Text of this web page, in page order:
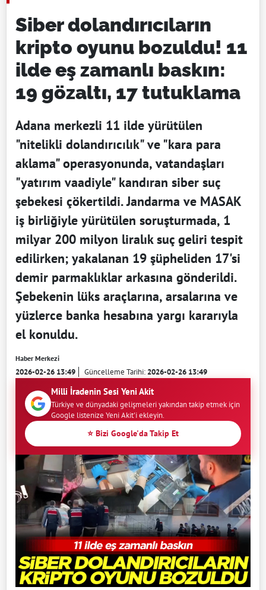
Siber dolandırıcıların
kripto oyunu bozuldu! 11
ilde eş zamanlı baskın:
19 gözaltı, 17 tutuklama
Adana merkezli 11 ilde yürütülen
"nitelikli dolandırıcılık" ve "kara para
aklama" operasyonunda, vatandaşları
"yatırım vaadiyle" kandıran siber suç
şebekesi çökertildi. Jandarma ve MASAK
iş birliğiyle yürütülen soruşturmada, 1
milyar 200 milyon liralık suç geliri tespit
edilirken; yakalanan 19 şüpheliden 17'si
demir parmaklıklar arkasına gönderildi.
Şebekenin lüks araçlarına, arsalarına ve
yüzlerce banka hesabına yargı kararıyla
el konuldu.
Haber Merkezi
2026-02-26 13:49 Güncelleme Tarihi:2026-02-26 13:49
Milli İradenin Sesi Yeni Akit
Türkiye ve dünyadaki gelişmeleri yakından takip etmek için
Google listenize Yeni Akit'i ekleyin.
⭐ Bizi Google'da Takip Et